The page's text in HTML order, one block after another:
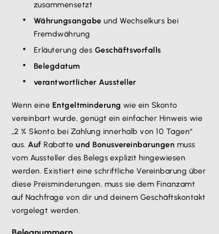
zusammensetzt
Währungsangabeund Wechselkurs bei
Fremdwährung
Erläuterung des Geschäftsvorfalls
Belegdatum
verantwortlicher Aussteller
Wenn eine Entgeltminderung wie ein Skonto
vereinbart wurde, genügt ein einfacher Hinweis wie
„2 % Skonto bei Zahlung innerhalb von 10 Tagen“
aus.Auf Rabatteund Bonusvereinbarungen muss
vom Aussteller des Belegs explizit hingewiesen
werden. Existiert eine schriftliche Vereinbarung über
diese Preisminderungen, muss sie dem Finanzamt
auf Nachfrage von dir und deinem Geschäftskontakt
vorgelegt werden.